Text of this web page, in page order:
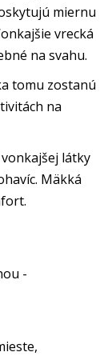
miernu
vrecká
na svahu.
tomu zostanú
na
látky
Mäkká
-